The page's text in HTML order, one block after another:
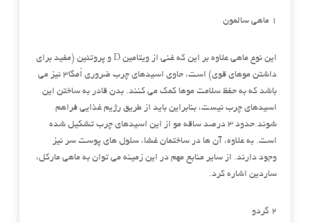
۱ ماهی سالمون
این نوع ماهی علاوه بر این که غنی از ویتامین D و پروتئین (مفید برای
داشتن موهای قوی) است، حاوی اسیدهای چرب ضروری اُمگا۳ نیز می
باشد که به حفظ سلامت موها کمک می کنند. بدن قادر به ساختن این
اسیدهای چرب نیست، بنابراین باید از طریق رژیم غذایی فراهم
شوند.حدود ۳ درصد ساقه مو از این اسیدهای چرب تشکیل شده
است. به علاوه، آن ها در ساختمان غشاء سلول های پوست سر نیز
وجود دارند. از سایر منابع مهم در این زمینه می توان به ماهی مارکل،
ساردین اشاره کرد.
۲ گردو